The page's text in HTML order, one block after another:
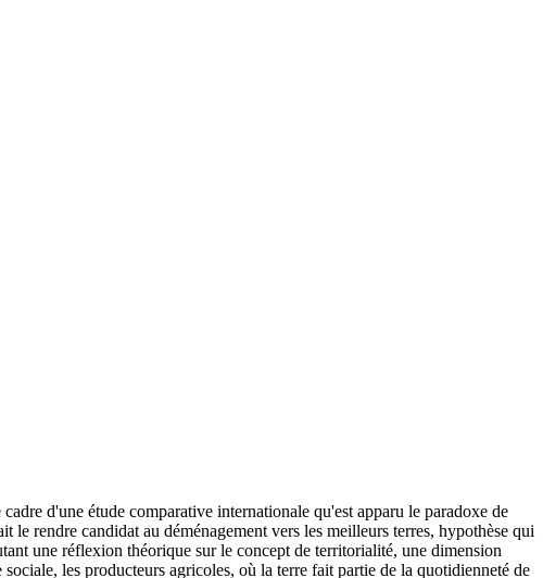
d'une étude comparative internationale qu'est apparu le paradoxe de
le rendre candidat au déménagement vers les meilleurs terres, hypothèse qui
une réflexion théorique sur le concept de territorialité, une dimension
les producteurs agricoles, où la terre fait partie de la quotidienneté de